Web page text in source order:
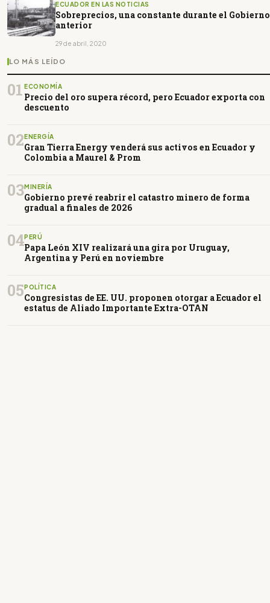
ECUADOR EN LAS NOTICIAS
Sobreprecios, una constante durante el Gobierno
anterior
29 de abril, 2020
LO MÁS LEÍDO
01 ECONOMÍA
Precio del oro supera récord, pero Ecuador exporta con
descuento
02 ENERGÍA
Gran Tierra Energy venderá sus activos en Ecuador y
Colombia a Maurel & Prom
03MINERÍA
Gobierno prevé reabrir el catastro minero de forma
gradual a finales de 2026
04PERÚ
Papa León XIV realizará una gira por Uruguay,
Argentina y Perú en noviembre
05 POLÍTICA
Congresistas de EE. UU. proponen otorgar a Ecuador el
estatus de Aliado Importante Extra-OTAN